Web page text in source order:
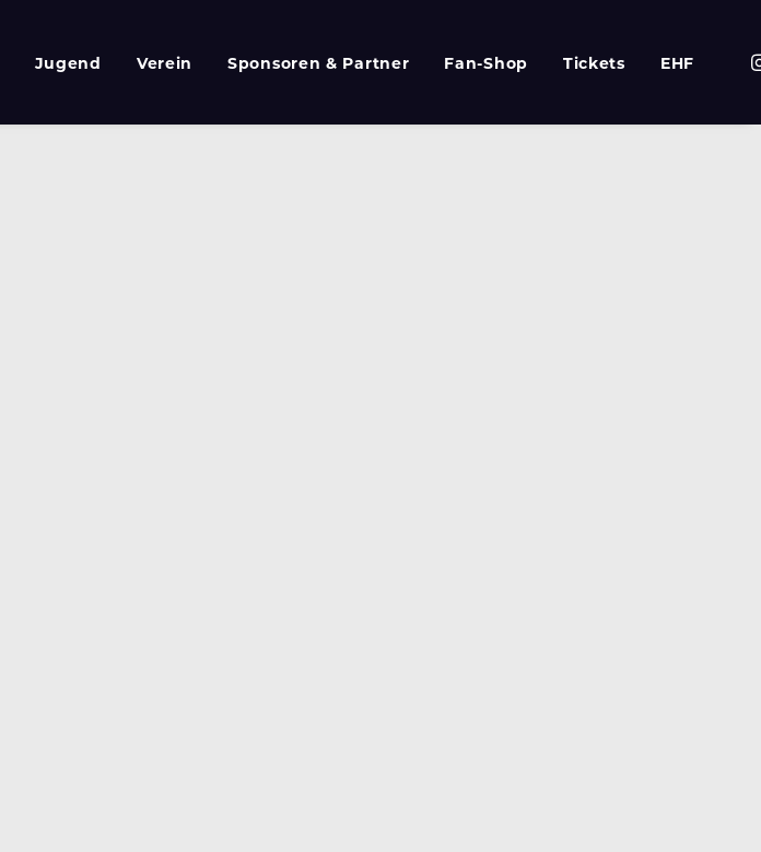
Jugend Verein Sponsoren & Partner Fan-Shop Tickets EHF